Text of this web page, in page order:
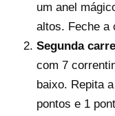
um anel
altos. Feche a
Segunda
com 7
baixo. Repita
pontos e 1